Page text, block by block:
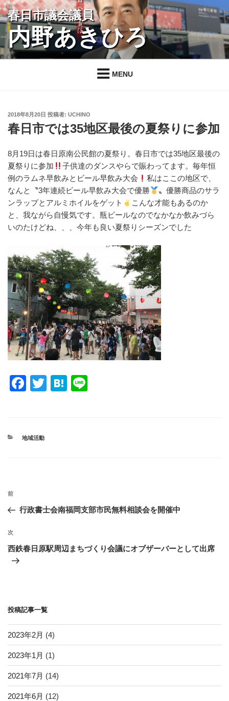
コ
ン
ツ
春日市議会議員
内野あきひろ
MENU
投
稿
日:
2018年8月20日 投稿者: UCHINO
春日市では35地区最後の夏祭りに参加
8月19日は春日原南公民館の夏祭り。春日市では35地区最後の
夏祭りに参加
子供達のダンスやらで賑わってます。毎年恒
例のラムネ早飲みとビール早飲み大会
私はここの地区で、
なんと〝3年連続ビール早飲み大会で優勝
〟優勝商品のサラ
ンラップとアルミホイルをゲット
こんな才能もあるのか
と、我ながら自慢気です。瓶ビールなのでなかなか飲みづら
いのたけどね、、、今年も良い夏祭りシーズンでした
F
e
T
H
カ
地域活動
投
ナ
ビ
ゲ
ー
過
去
投
稿
前
行政書士会南福岡支部市民無料相談会を開催中
次
の
次
西鉄春日原駅周辺まちづくり会議にオブザーバーとして出席
投稿記事一覧
2023年2月 (4)
2023年1月 (1)
2021年7月 (14)
2021年6月 (12)